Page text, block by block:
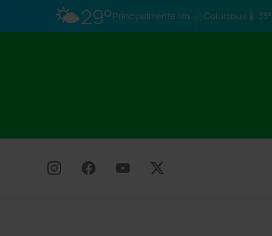
🌤️29° Principalmente limpo Columbus 33°